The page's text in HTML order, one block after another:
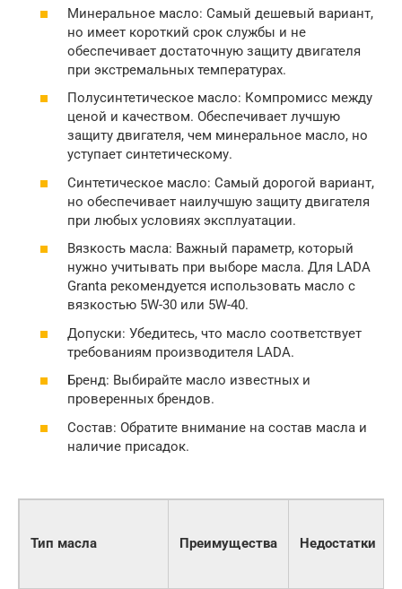
Минеральное масло: Самый дешевый вариант,
но имеет короткий срок службы и не
обеспечивает достаточную защиту двигателя
при экстремальных температурах.
Полусинтетическое масло: Компромисс между
ценой и качеством. Обеспечивает лучшую
защиту двигателя, чем минеральное масло, но
уступает синтетическому.
Синтетическое масло: Самый дорогой вариант,
но обеспечивает наилучшую защиту двигателя
при любых условиях эксплуатации.
Вязкость масла: Важный параметр, который
нужно учитывать при выборе масла. Для LADA
Granta рекомендуется использовать масло с
вязкостью 5W-30 или 5W-40.
Допуски: Убедитесь, что масло соответствует
требованиям производителя LADA.
Бренд: Выбирайте масло известных и
проверенных брендов.
Состав: Обратите внимание на состав масла и
наличие присадок.
Тип масла Преимущества Недостатки